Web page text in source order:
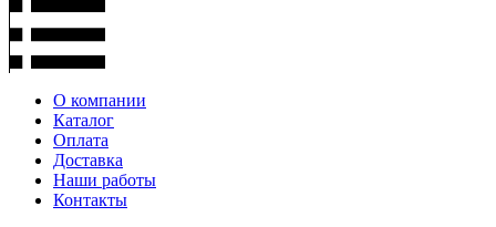
О компании
Каталог
Оплата
Доставка
Наши работы
Контакты